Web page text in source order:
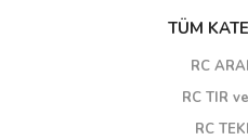
TÜM
RC
RC TIR
RC